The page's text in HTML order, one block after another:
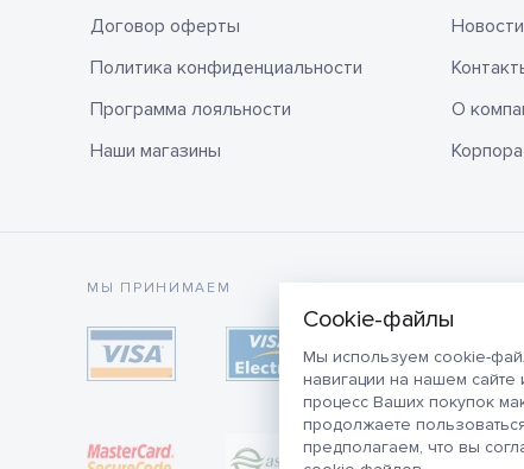
Мы используем cookie-
навигации на нашем сайте
процесс Ваших покупок
продолжаете
предполагаем, что вы
Договор оферты
Политика конфиденциальности
Программа лояльности
Наши магазины
Новости
О
МЫ ПРИНИМАЕМ